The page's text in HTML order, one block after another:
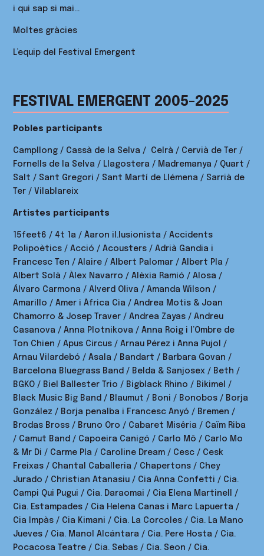
i qui sap si mai…
Moltes gràcies
L’equip del Festival Emergent
FESTIVAL EMERGENT 2005-2025
Pobles participants
Campllong / Cassà de la Selva / Celrà / Cervià de Ter /
Fornells de la Selva / Llagostera / Madremanya / Quart /
Salt / Sant Gregori / Sant Martí de Llémena / Sarrià de
Ter / Vilablareix
Artistes participants
15feet6 / 4t 1a / Àaron il.lusionista / Accidents
Polipoètics / Acció / Acousters / Adrià Gandia i
Francesc Ten / Alaire / Albert Palomar / Albert Pla /
Albert Solà / Àlex Navarro / Alèxia Ramió / Alosa /
Álvaro Carmona / Alverd Oliva / Amanda Wilson /
Amarillo / Amer i Àfrica Cia / Andrea Motis & Joan
Chamorro & Josep Traver / Andrea Zayas / Andreu
Casanova / Anna Plotnikova / Anna Roig i l’Ombre de
Ton Chien / Apus Circus / Arnau Pérez i Anna Pujol /
Arnau Vilardebó / Asala / Bandart / Barbara Govan /
Barcelona Bluegrass Band / Belda & Sanjosex / Beth /
BGKO / Biel Ballester Trio / Bigblack Rhino / Bikimel /
Black Music Big Band / Blaumut / Boni / Bonobos / Borja
González / Borja penalba i Francesc Anyó / Bremen /
Brodas Bross / Bruno Oro / Cabaret Misêria / Caïm Riba
/ Camut Band / Capoeira Canigó / Carlo Mô / Carlo Mo
& Mr Di / Carme Pla / Caroline Dream / Cesc / Cesk
Freixas / Chantal Caballeria / Chapertons / Chey
Jurado / Christian Atanasiu / Cia Anna Confetti / Cia.
Campi Qui Pugui / Cia. Daraomai / Cia Elena Martinell /
Cia. Estampades / Cia Helena Canas i Marc Lapuerta /
Cia Impàs / Cia Kimani / Cia. La Corcoles / Cia. La Mano
Jueves / Cia. Manol Alcántara / Cia. Pere Hosta / Cia.
Pocacosa Teatre / Cia. Sebas / Cia. Seon / Cia.